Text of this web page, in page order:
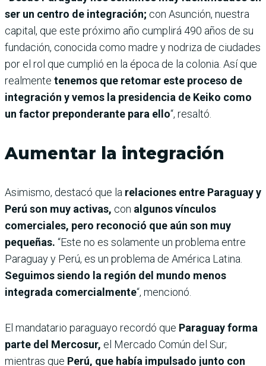
ser un centro de integración; con Asunción, nuestra
capital, que este próximo año cumplirá 490 años de su
fundación, conocida como madre y nodriza de ciudades
por el rol que cumplió en la época de la colonia. Así que
realmente tenemos que retomar este proceso de
integración y vemos la presidencia de Keiko como
un factor preponderante para ello“, resaltó.
Aumentar la integración
Asimismo, destacó que la relaciones entre Paraguay y
Perú son muy activas, con algunos vínculos
comerciales, pero reconoció que aún son muy
pequeñas. “Este no es solamente un problema entre
Paraguay y Perú, es un problema de América Latina.
Seguimos siendo la región del mundo menos
integrada comercialmente“, mencionó.
El mandatario paraguayo recordó que Paraguay forma
parte del Mercosur, el Mercado Común del Sur;
mientras que Perú, que había impulsado junto con